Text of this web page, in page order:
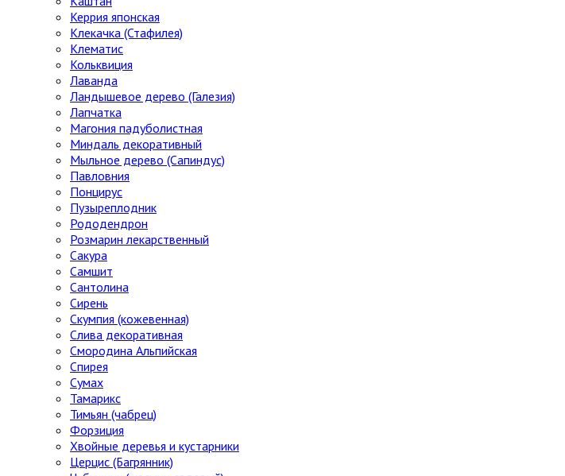
Керрия японская
Клекачка (Стафилея)
Клематис
Кольквиция
Лаванда
Ландышевое дерево (Галезия)
Лапчатка
Магония падуболистная
Миндаль декоративный
Мыльное дерево (Сапиндус)
Павловния
Понцирус
Пузыреплодник
Рододендрон
Розмарин лекарственный
Сакура
Самшит
Сантолина
Сирень
Скумпия (кожевенная)
Слива декоративная
Смородина Альпийская
Спирея
Сумах
Тамарикс
Тимьян (чабрец)
Форзиция
Хвойные деревья и кустарники
Церцис (Багрянник)